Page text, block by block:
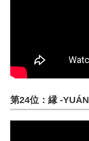
第24位：縁 -YUÁN